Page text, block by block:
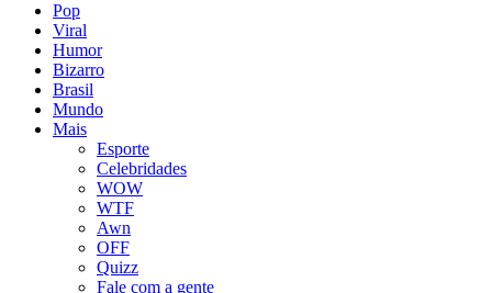
Pop
Viral
Humor
Bizarro
Brasil
Mundo
Mais
Esporte
Celebridades
WOW
WTF
Awn
OFF
Quizz
Fale com a gente